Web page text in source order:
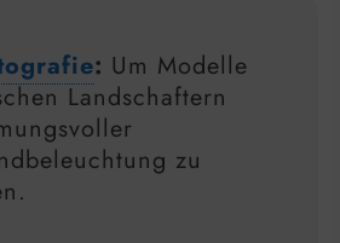
: Um Modelle
Landschaftern
zu